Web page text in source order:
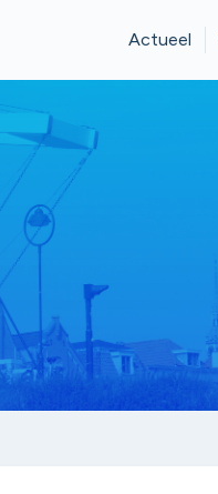
Actueel